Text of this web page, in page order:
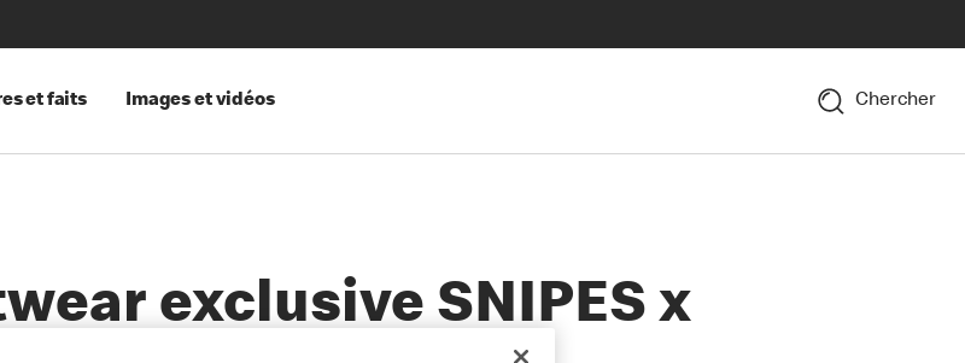
et faits Images et vidéos Chercher
exclusive SNIPES x